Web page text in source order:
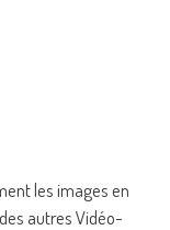
les images en
autres Vidéo-